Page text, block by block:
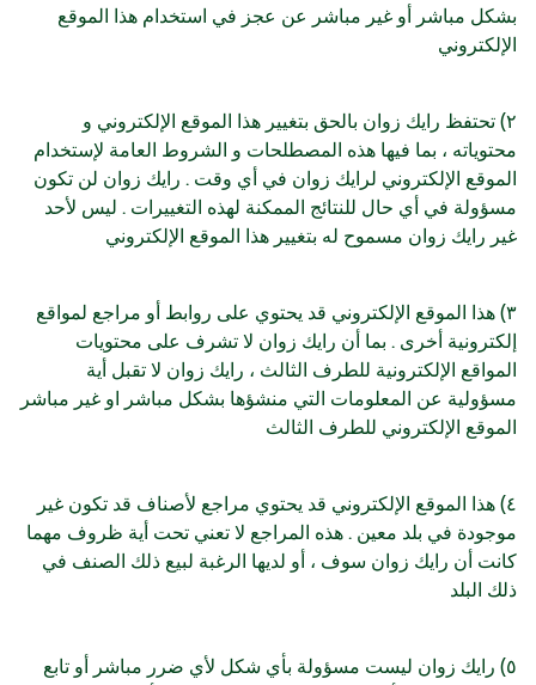
بشكل مباشر أو غير مباشر عن عجز في استخدام هذا الموقع
الإلكتروني
٢) تحتفظ رايك زوان بالحق بتغيير هذا الموقع الإلكتروني و
محتوياته ، بما فيها هذه المصطلحات و الشروط العامة لإستخدام
الموقع الإلكتروني لرايك زوان في أي وقت . رايك زوان لن تكون
مسؤولة في أي حال للنتائج الممكنة لهذه التغييرات . ليس لأحد
غير رايك زوان مسموح له بتغيير هذا الموقع الإلكتروني
٣) هذا الموقع الإلكتروني قد يحتوي على روابط أو مراجع لمواقع
إلكترونية أخرى . بما أن رايك زوان لا تشرف على محتويات
المواقع الإلكترونية للطرف الثالث ، رايك زوان لا تقبل أية
مسؤولية عن المعلومات التي منشؤها بشكل مباشر او غير مباشر
الموقع الإلكتروني للطرف الثالث
٤) هذا الموقع الإلكتروني قد يحتوي مراجع لأصناف قد تكون غير
موجودة في بلد معين . هذه المراجع لا تعني تحت أية ظروف مهما
كانت أن رايك زوان سوف ، أو لديها الرغبة لبيع ذلك الصنف في
ذلك البلد
٥) رايك زوان ليست مسؤولة بأي شكل لأي ضرر مباشر أو تابع